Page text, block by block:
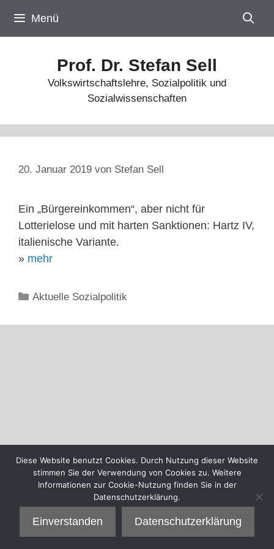
Inhalt
springen
Menü
Prof. Dr. Stefan Sell
Volkswirtschaftslehre, Sozialpolitik und
Sozialwissenschaften
20. Januar 2019 von Stefan Sell
Ein „Bürgereinkommen“, aber nicht für
Lotterielose und mit harten Sanktionen: Hartz IV,
italienische Variante.
» mehr
Kategorien
Aktuelle Sozialpolitik
Diese Website benutzt Cookies. Durch Nutzung dieser Website
stimmen Sie der Verwendung von Cookies zu. Weitere
Informationen zur Cookie-Nutzung finden Sie in der
Datenschutzerklärung.
Einverstanden Datenschutzerklärung